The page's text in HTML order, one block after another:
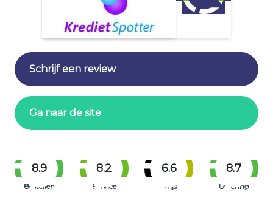
Schrijf een review
Ga naar de site
8.9
Bestellen
8.2
Service
6.6
Prijs
8.7
Levering